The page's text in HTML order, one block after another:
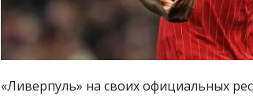
«Ливерпуль» на своих официальных